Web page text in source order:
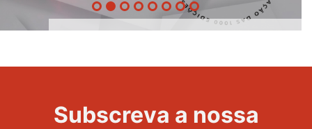
Evento
Subscreva a nossa